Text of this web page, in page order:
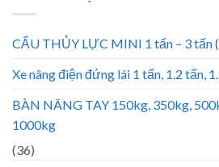
CẨU THỦY LỰC MINI 1 tấn – 3 tấn
Xe nâng điện đứng lái 1 tấn, 1.2 tấn,
BÀN NÂNG TAY 150kg, 350kg,
1000kg
(36)